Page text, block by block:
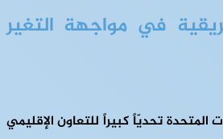
في مواجهة التغير
تحديّاً كبيراً للتعاون الإقليمي